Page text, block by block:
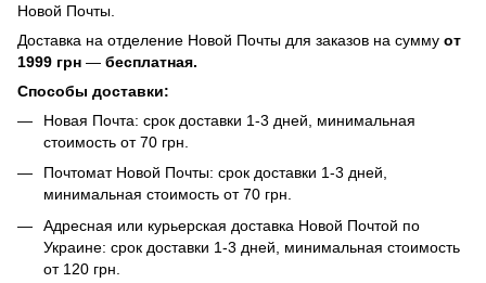
Новой Почты.
Доставка на отделение Новой Почты для заказов на сумму от
1999 грн — бесплатная.
Способы доставки:
Новая Почта: срок доставки 1-3 дней, минимальная
стоимость от 70 грн.
Почтомат Новой Почты: срок доставки 1-3 дней,
минимальная стоимость от 70 грн.
Адресная или курьерская доставка Новой Почтой по
Украине: срок доставки 1-3 дней, минимальная стоимость
от 120 грн.